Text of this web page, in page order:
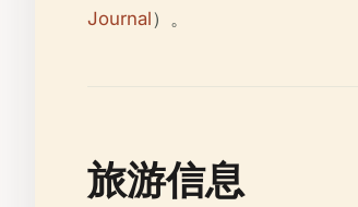
Journal）。
旅游信息